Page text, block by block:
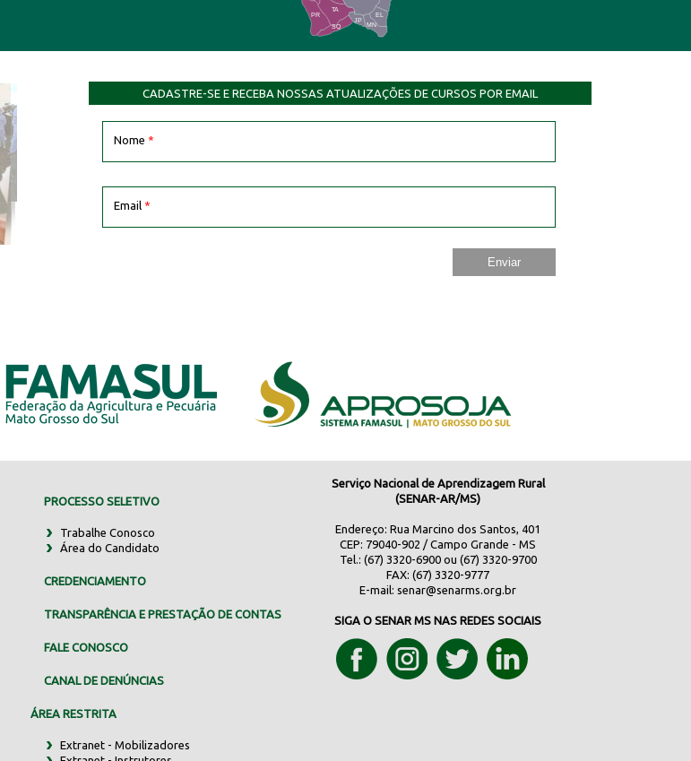
EL
JP
PR
TA
SQ MN
CADASTRE-SE E RECEBA NOSSAS ATUALIZAÇÕES DE CURSOS POR EMAIL
Nome *
Email *
PROCESSO SELETIVO
Trabalhe Conosco
Área do Candidato
CREDENCIAMENTO
TRANSPARÊNCIA E PRESTAÇÃO DE CONTAS
FALE CONOSCO
CANAL DE DENÚNCIAS
ÁREA RESTRITA
Extranet - Mobilizadores
Serviço Nacional de Aprendizagem Rural
(SENAR-AR/MS)
Endereço: Rua Marcino dos Santos, 401
CEP: 79040-902 / Campo Grande - MS
Tel.: (67) 3320-6900 ou (67) 3320-9700
FAX: (67) 3320-9777
E-mail:senar@senarms.org.br
SIGA O SENAR MS NAS REDES SOCIAIS